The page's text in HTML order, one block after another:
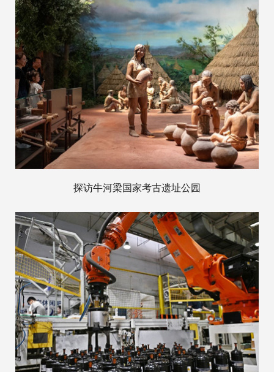
探访牛河梁国家考古遗址公园